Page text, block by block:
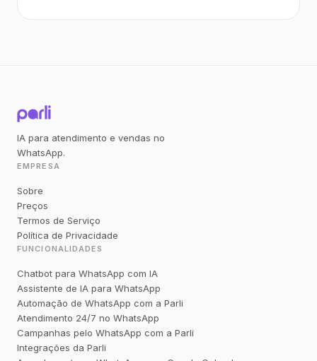
IA para atendimento e vendas no
WhatsApp.
EMPRESA
Sobre
Preços
Termos de Serviço
Política de Privacidade
FUNCIONALIDADES
Chatbot para WhatsApp com IA
Assistente de IA para WhatsApp
Automação de WhatsApp com a Parli
Atendimento 24/7 no WhatsApp
Campanhas pelo WhatsApp com a Parli
Integrações da Parli